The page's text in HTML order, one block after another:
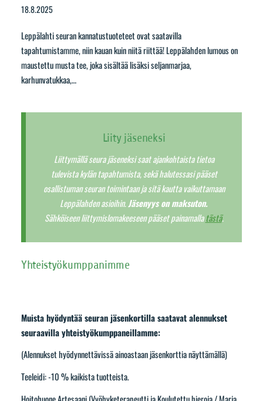
18.8.2025
Leppälahti seuran kannatustuoteteet ovat saatavilla
tapahtumistamme, niin kauan kuin niitä riittää! Leppälahden lumous on
maustettu musta tee, joka sisältää lisäksi seljanmarjaa,
karhunvatukkaa,…
Liity jäseneksi
Liittymällä seura jäseneksi saat ajankohtaista tietoa
tulevista kylän tapahtumista, sekä halutessasi pääset
osallistuman seuran toimintaan ja sitä kautta vaikuttamaan
Leppälahden asioihin.Jäsenyys on maksuton.
Sähköiseen liittymislomakeeseen pääset painamallatästä.
Yhteistyökumppanimme
Muista hyödyntää seuran jäsenkortilla saatavat alennukset
seuraavilla yhteistyökumppaneillamme:
(Alennukset hyödynnettävissä ainoastaan jäsenkorttia näyttämällä)
Teeleidi: -10 % kaikista tuotteista.